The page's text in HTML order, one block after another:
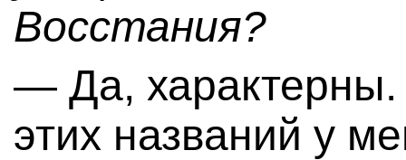
Восстания?
— Да, характерны.
этих названий у